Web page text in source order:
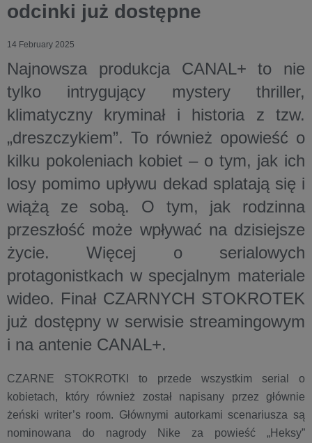
odcinki już dostępne
14 February 2025
Najnowsza produkcja CANAL+ to nie
tylko intrygujący mystery thriller,
klimatyczny kryminał i historia z tzw.
„dreszczykiem”. To również opowieść o
kilku pokoleniach kobiet – o tym, jak ich
losy pomimo upływu dekad splatają się i
wiążą ze sobą. O tym, jak rodzinna
przeszłość może wpływać na dzisiejsze
życie. Więcej o serialowych
protagonistkach w specjalnym materiale
wideo. Finał CZARNYCH STOKROTEK
już dostępny w serwisie streamingowym
i na antenie CANAL+.
CZARNE STOKROTKI to przede wszystkim serial o
kobietach, który również został napisany przez głównie
żeński writer’s room. Głównymi autorkami scenariusza są
nominowana do nagrody Nike za powieść „Heksy”